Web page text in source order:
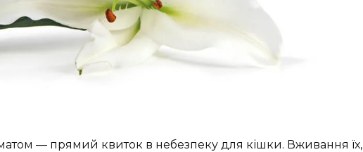
— прямий квиток в небезпеку для кішки. Вживання їх,